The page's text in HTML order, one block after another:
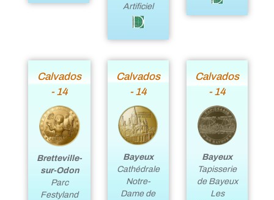
Artificiel
Calvados
- 14
Bretteville-
sur-Odon
Parc
Festyland
Calvados
- 14
Bayeux
Cathédrale
Notre-
Dame de
Calvados
- 14
Bayeux
Tapisserie
de Bayeux
Les